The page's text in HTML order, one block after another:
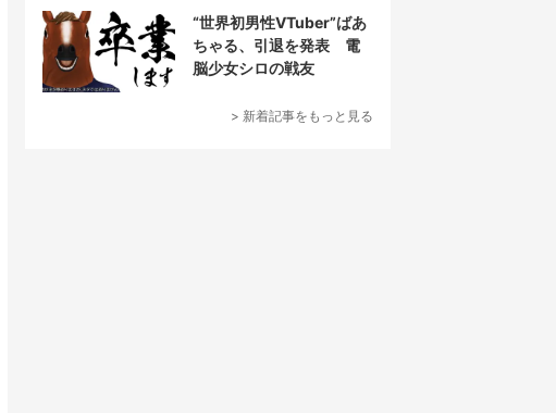
“世界初男性VTuber”ばあ
ちゃる、引退を発表 電
脳少女シロの戦友
> 新着記事をもっと見る